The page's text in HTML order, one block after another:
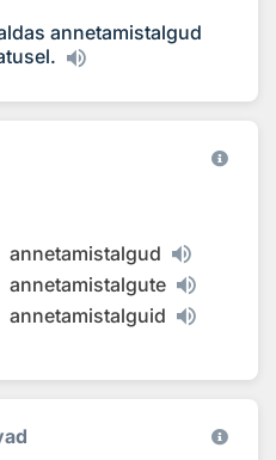
annetamistalgud
annetamistalgud
annetamistalgute
annetamistalguid